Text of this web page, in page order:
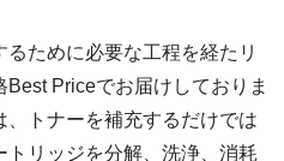
ために必要な工程を経たリ
Priceでお届けしておりま
トナーを補充するだけでは
リッジを分解、洗浄、消耗